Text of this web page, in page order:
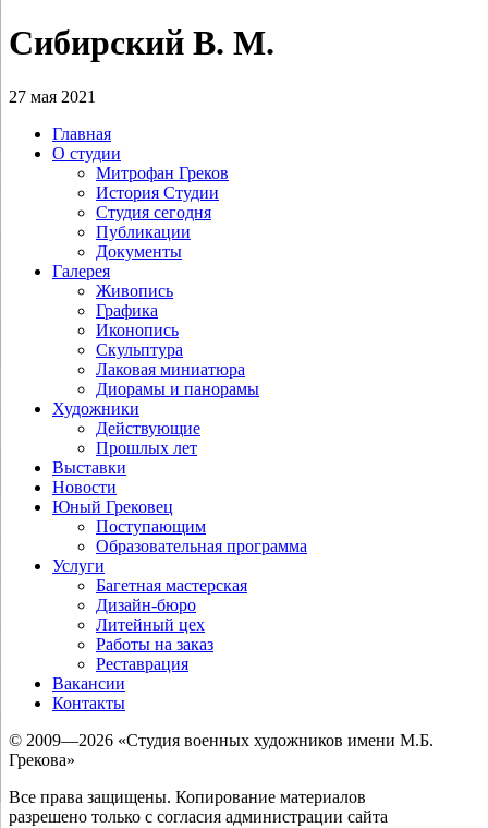
Сибирский В. М.
27 мая 2021
Главная
О студии
Митрофан Греков
История Студии
Студия сегодня
Публикации
Документы
Галерея
Живопись
Графика
Иконопись
Скульптура
Лаковая миниатюра
Диорамы и панорамы
Художники
Действующие
Прошлых лет
Выставки
Новости
Юный Грековец
Поступающим
Образовательная программа
Услуги
Багетная мастерская
Дизайн-бюро
Литейный цех
Работы на заказ
Реставрация
Вакансии
Контакты
© 2009—2026 «Студия военных художников имени М.Б.
Грекова»
Все права защищены. Копирование материалов
разрешено только с согласия администрации сайта